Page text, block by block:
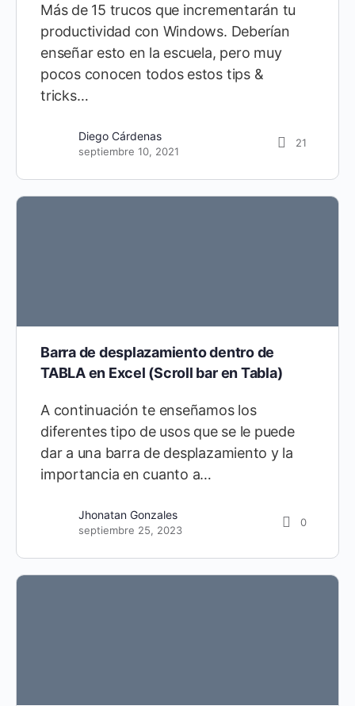
Más de 15 trucos que incrementarán tu
productividad con Windows. Deberían
enseñar esto en la escuela, pero muy
pocos conocen todos estos tips &
tricks…
Diego Cárdenas
septiembre 10, 2021
21
Barra de desplazamiento dentro de
TABLA en Excel (Scroll bar en Tabla)
A continuación te enseñamos los
diferentes tipo de usos que se le puede
dar a una barra de desplazamiento y la
importancia en cuanto a…
Jhonatan Gonzales
septiembre 25, 2023
0